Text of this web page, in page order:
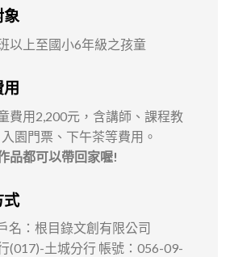
象
以上至國小6年級之孩童
費用2,200元，含講師、課程教
園門票、下午茶等費用。
品都可以帶回家喔!
式
名：根目錄文創有限公司
(017)-土城分行 帳號：056-09-